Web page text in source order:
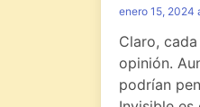
enero 15, 2024
Claro,
opinión.
podrían